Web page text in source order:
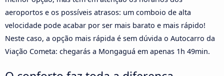
aeroportos e os possíveis atrasos: um comboio de alta
velocidade pode acabar por ser mais barato e mais rápido!
Neste caso, a opção mais rápida é sem dúvida o Autocarro da
Viação Cometa: chegarás a Mongaguá em apenas 1h 49min.